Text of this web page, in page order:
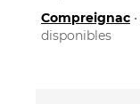
Compreignac
disponibles